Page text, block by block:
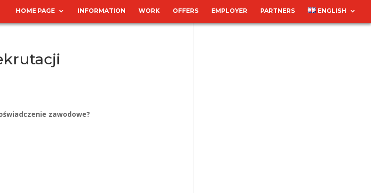
HOME PAGE INFORMATION WORK OFFERS EMPLOYER PARTNERS ENGLISH
zawodowe?